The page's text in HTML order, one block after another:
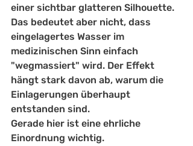
einer sichtbar glatteren Silhouette.
Das bedeutet aber nicht, dass
eingelagertes Wasser im
medizinischen Sinn einfach
"wegmassiert" wird. Der Effekt
hängt stark davon ab, warum die
Einlagerungen überhaupt
entstanden sind.
Gerade hier ist eine ehrliche
Einordnung wichtig.